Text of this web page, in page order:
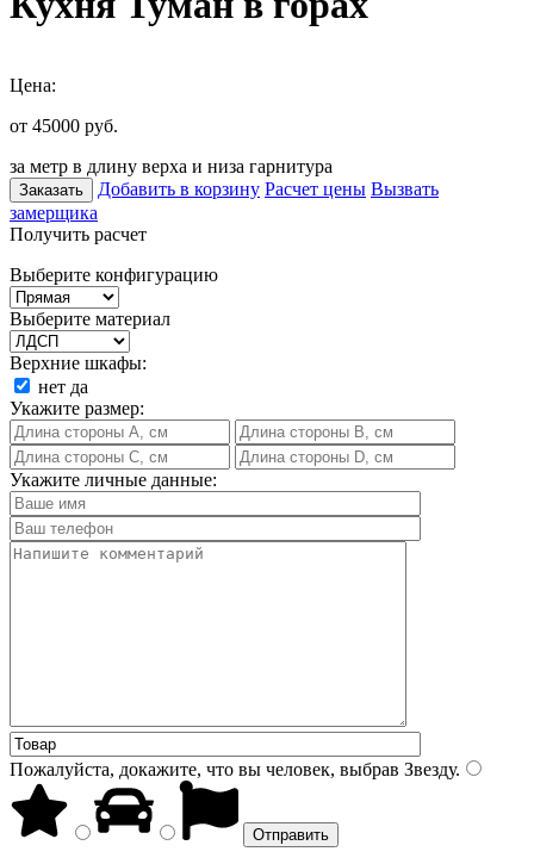
Цена:
от 45000 руб.
за метр в длину верха и низа гарнитура
Заказать Добавить в корзину Расчет цены Вызвать
замерщика
Получить расчет
Выберите конфигурацию
Выберите материал
Верхние шкафы:
нет да
Укажите размер:
Укажите личные данные:
Пожалуйста, докажите, что вы человек, выбрав Звезду.